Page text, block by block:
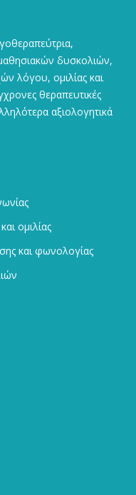
δυσκολιών,
λόγου, ομιλίας και
θεραπευτικές
αξιολογητικά
ομιλίας
και φωνολογίας